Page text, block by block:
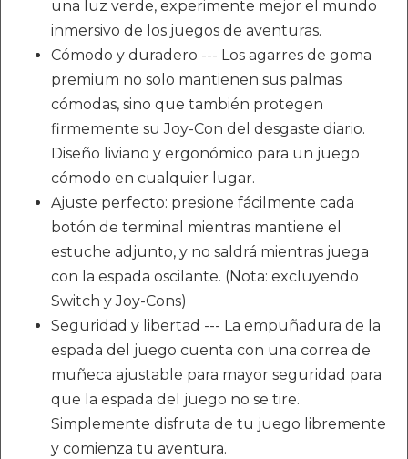
una luz verde, experimente mejor el mundo
inmersivo de los juegos de aventuras.
Cómodo y duradero --- Los agarres de goma
premium no solo mantienen sus palmas
cómodas, sino que también protegen
firmemente su Joy-Con del desgaste diario.
Diseño liviano y ergonómico para un juego
cómodo en cualquier lugar.
Ajuste perfecto: presione fácilmente cada
botón de terminal mientras mantiene el
estuche adjunto, y no saldrá mientras juega
con la espada oscilante. (Nota: excluyendo
Switch y Joy-Cons)
Seguridad y libertad --- La empuñadura de la
espada del juego cuenta con una correa de
muñeca ajustable para mayor seguridad para
que la espada del juego no se tire.
Simplemente disfruta de tu juego libremente
y comienza tu aventura.